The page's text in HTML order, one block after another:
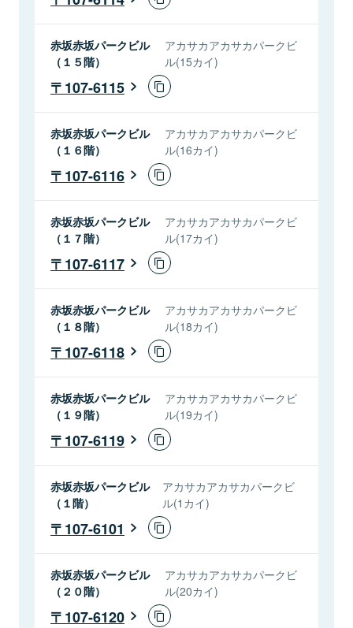
赤坂赤坂パークビル
（１５階）
アカサカアカサカパークビ
ル(15カイ)
107-6115
赤坂赤坂パークビル
（１６階）
アカサカアカサカパークビ
ル(16カイ)
107-6116
赤坂赤坂パークビル
（１７階）
アカサカアカサカパークビ
ル(17カイ)
107-6117
赤坂赤坂パークビル
（１８階）
アカサカアカサカパークビ
ル(18カイ)
107-6118
赤坂赤坂パークビル
（１９階）
アカサカアカサカパークビ
ル(19カイ)
107-6119
赤坂赤坂パークビル
（１階）
アカサカアカサカパークビ
ル(1カイ)
107-6101
赤坂赤坂パークビル
（２０階）
アカサカアカサカパークビ
ル(20カイ)
107-6120